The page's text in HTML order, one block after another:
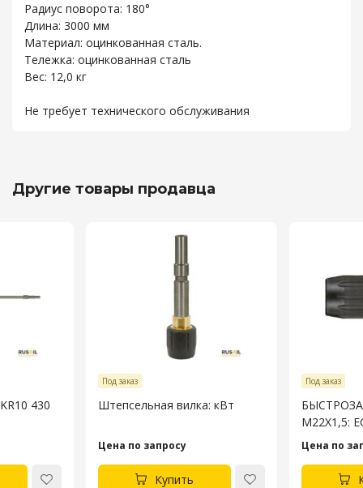
Радиус поворота: 180°
Длина: 3000 мм
Материал: оцинкованная сталь.
Тележка: оцинкованная сталь
Вес: 12,0 кг
Не требует технического обслуживания
Другие товары продавца
430
Под заказ
Штепсельная вилка: кВт
Цена по запросу
Купить
Под заказ
M22X1,5:
Цена по